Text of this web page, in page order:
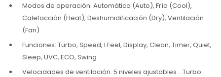
Modos de operación: Automático (Auto), Frío (Cool),
Calefacción (Heat), Deshumidificación (Dry), Ventilación
(Fan)
Funciones: Turbo, Speed, I Feel, Display, Clean, Timer, Quiet,
Sleep, UVC, ECO, Swing
Velocidades de ventilación: 5 niveles ajustables .. Turbo